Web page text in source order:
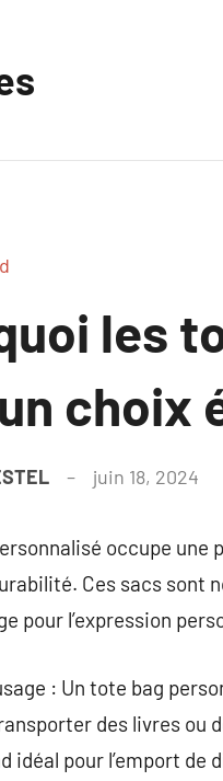
les
choix
juin 18, 2024
occupe une
Ces sacs sont
pour l’expression
: Un tote bag
des livres ou
idéal pour l’emport